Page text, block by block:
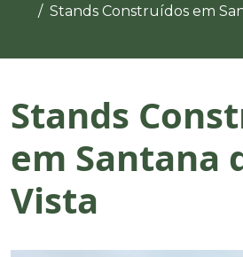
Stands Construídos em
Stands
em Santana
Vista